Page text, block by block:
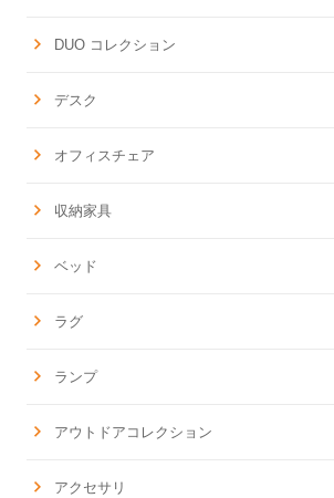
DUO コレクション
デスク
オフィスチェア
収納家具
ベッド
ラグ
ランプ
アウトドアコレクション
アクセサリ